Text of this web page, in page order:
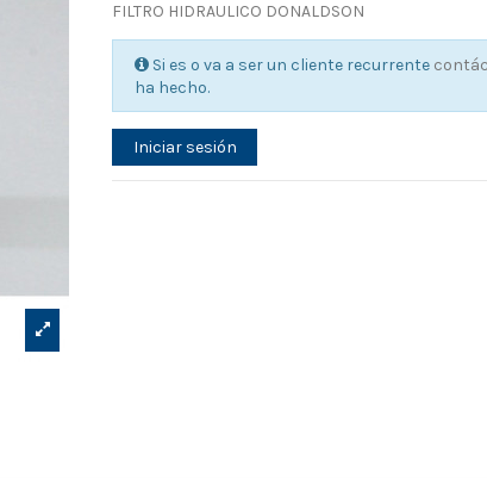
FILTRO HIDRAULICO DONALDSON
Si es o va a ser un cliente recurrente
ha hecho.
Iniciar sesión